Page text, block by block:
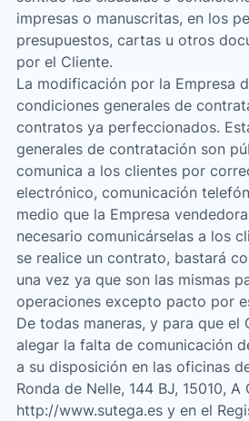
impresas o manuscritas, en los
presupuestos, cartas u otros
por el Cliente.
La modificación por la Empresa
condiciones generales de
contratos ya perfeccionados.
generales de contratación son
comunica a los clientes por
electrónico, comunicación
medio que la Empresa
necesario comunicárselas a los
se realice un contrato, bastará
una vez ya que son las mismas
operaciones excepto pacto por
De todas maneras, y para que el
alegar la falta de comunicación
a su disposición en las oficinas
Ronda de Nelle, 144 BJ, 15010, A
http://www.sutega.es y en el